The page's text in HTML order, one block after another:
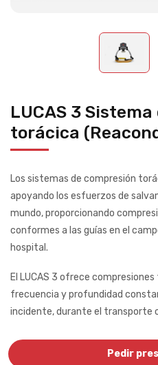
LUCAS 3
torácica
Los sistemas de compresión
apoyando los esfuerzos de
mundo, proporcionando
conformes a las guías en el
hospital.
El LUCAS 3 ofrece
frecuencia y profundidad
incidente, durante el transporte
Pedir